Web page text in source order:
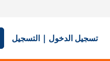
تسجيل الدخول | التسجيل